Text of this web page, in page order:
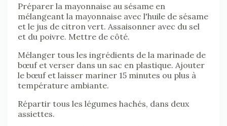
Préparer la mayonnaise au sésame en
mélangeant la mayonnaise avec l'huile de sésame
et le jus de citron vert. Assaisonner avec du sel
et du poivre. Mettre de côté.
Mélanger tous les ingrédients de la marinade de
bœuf et verser dans un sac en plastique. Ajouter
le bœuf et laisser mariner 15 minutes ou plus à
température ambiante.
Répartir tous les légumes hachés, dans deux
assiettes.